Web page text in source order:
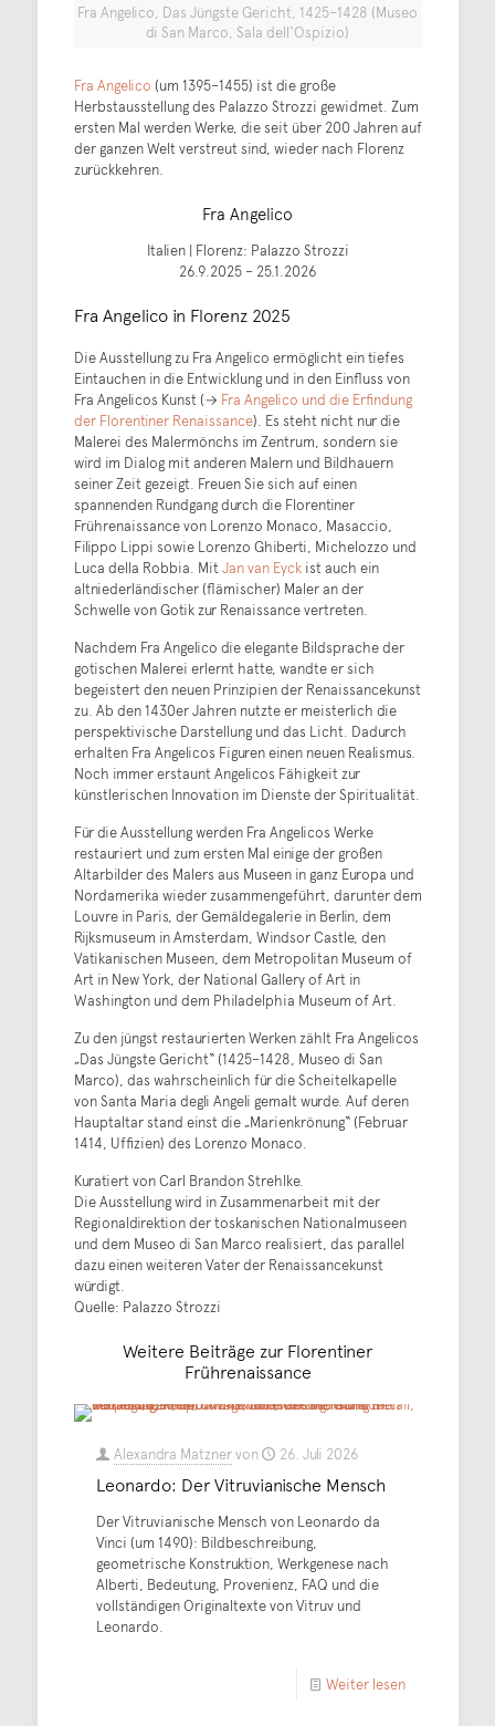
Fra Angelico, Das Jüngste Gericht, 1425–1428 (Museo
di San Marco, Sala dell‘Ospizio)
Fra Angelico (um 1395–1455) ist die große
Herbstausstellung des Palazzo Strozzi gewidmet. Zum
ersten Mal werden Werke, die seit über 200 Jahren auf
der ganzen Welt verstreut sind, wieder nach Florenz
zurückkehren.
Fra Angelico
Italien | Florenz: Palazzo Strozzi
26.9.2025 – 25.1.2026
Fra Angelico in Florenz 2025
Die Ausstellung zu Fra Angelico ermöglicht ein tiefes
Eintauchen in die Entwicklung und in den Einfluss von
Fra Angelicos Kunst (→ Fra Angelico und die Erfindung
der Florentiner Renaissance). Es steht nicht nur die
Malerei des Malermönchs im Zentrum, sondern sie
wird im Dialog mit anderen Malern und Bildhauern
seiner Zeit gezeigt. Freuen Sie sich auf einen
spannenden Rundgang durch die Florentiner
Frührenaissance von Lorenzo Monaco, Masaccio,
Filippo Lippi sowie Lorenzo Ghiberti, Michelozzo und
Luca della Robbia. Mit Jan van Eyckist auch ein
altniederländischer (flämischer) Maler an der
Schwelle von Gotik zur Renaissance vertreten.
Nachdem Fra Angelico die elegante Bildsprache der
gotischen Malerei erlernt hatte, wandte er sich
begeistert den neuen Prinzipien der Renaissancekunst
zu. Ab den 1430er Jahren nutzte er meisterlich die
perspektivische Darstellung und das Licht. Dadurch
erhalten Fra Angelicos Figuren einen neuen Realismus.
Noch immer erstaunt Angelicos Fähigkeit zur
künstlerischen Innovation im Dienste der Spiritualität.
Für die Ausstellung werden Fra Angelicos Werke
restauriert und zum ersten Mal einige der großen
Altarbilder des Malers aus Museen in ganz Europa und
Nordamerika wieder zusammengeführt, darunter dem
Louvre in Paris, der Gemäldegalerie in Berlin, dem
Rijksmuseum in Amsterdam, Windsor Castle, den
Vatikanischen Museen, dem Metropolitan Museum of
Art in New York, der National Gallery of Art in
Washington und dem Philadelphia Museum of Art.
Zu den jüngst restaurierten Werken zählt Fra Angelicos
„Das Jüngste Gericht“ (1425–1428, Museo di San
Marco), das wahrscheinlich für die Scheitelkapelle
von Santa Maria degli Angeli gemalt wurde. Auf deren
Hauptaltar stand einst die „Marienkrönung“ (Februar
1414, Uffizien) des Lorenzo Monaco.
Kuratiert von Carl Brandon Strehlke.
Die Ausstellung wird in Zusammenarbeit mit der
Regionaldirektion der toskanischen Nationalmuseen
und dem Museo di San Marco realisiert, das parallel
dazu einen weiteren Vater der Renaissancekunst
würdigt.
Quelle: Palazzo Strozzi
Weitere Beiträge zur Florentiner
Frührenaissance
Alexandra Matznervon 26. Juli 2026
Leonardo: Der Vitruvianische Mensch
Der Vitruvianische Mensch von Leonardo da
Vinci (um 1490): Bildbeschreibung,
geometrische Konstruktion, Werkgenese nach
Alberti, Bedeutung, Provenienz, FAQ und die
vollständigen Originaltexte von Vitruv und
Leonardo.
Weiter lesen